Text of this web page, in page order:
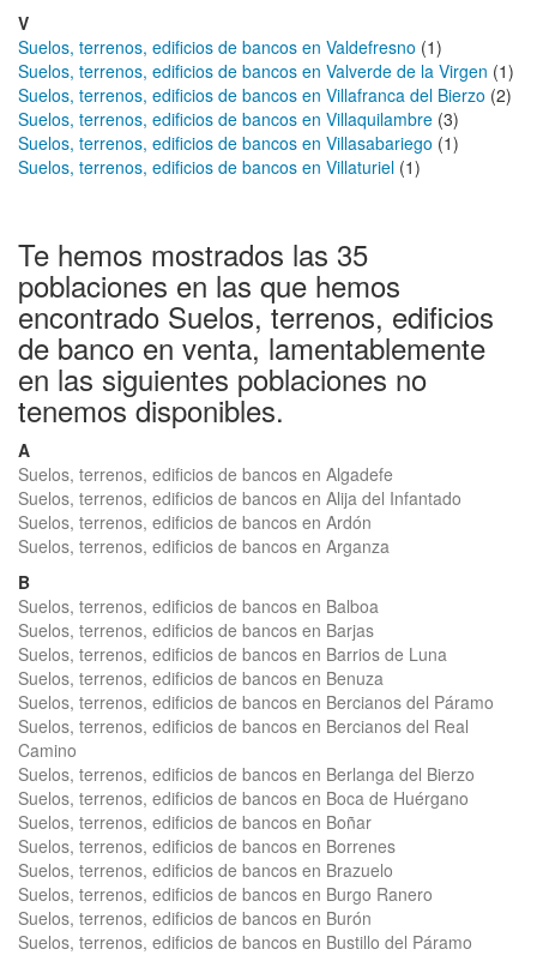
V
Suelos, terrenos, edificios de bancos en Valdefresno (1)
Suelos, terrenos, edificios de bancos en Valverde de la Virgen (1)
Suelos, terrenos, edificios de bancos en Villafranca del Bierzo (2)
Suelos, terrenos, edificios de bancos en Villaquilambre (3)
Suelos, terrenos, edificios de bancos en Villasabariego (1)
Suelos, terrenos, edificios de bancos en Villaturiel (1)
Te hemos mostrados las 35
poblaciones en las que hemos
encontrado Suelos, terrenos, edificios
de banco en venta, lamentablemente
en las siguientes poblaciones no
tenemos disponibles.
A
Suelos, terrenos, edificios de bancos en Algadefe
Suelos, terrenos, edificios de bancos en Alija del Infantado
Suelos, terrenos, edificios de bancos en Ardón
Suelos, terrenos, edificios de bancos en Arganza
B
Suelos, terrenos, edificios de bancos en Balboa
Suelos, terrenos, edificios de bancos en Barjas
Suelos, terrenos, edificios de bancos en Barrios de Luna
Suelos, terrenos, edificios de bancos en Benuza
Suelos, terrenos, edificios de bancos en Bercianos del Páramo
Suelos, terrenos, edificios de bancos en Bercianos del Real
Camino
Suelos, terrenos, edificios de bancos en Berlanga del Bierzo
Suelos, terrenos, edificios de bancos en Boca de Huérgano
Suelos, terrenos, edificios de bancos en Boñar
Suelos, terrenos, edificios de bancos en Borrenes
Suelos, terrenos, edificios de bancos en Brazuelo
Suelos, terrenos, edificios de bancos en Burgo Ranero
Suelos, terrenos, edificios de bancos en Burón
Suelos, terrenos, edificios de bancos en Bustillo del Páramo